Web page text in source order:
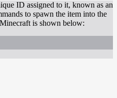
ID assigned to it, known as an
to spawn the item into the
is shown below: